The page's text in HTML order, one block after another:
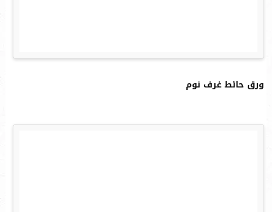
ورق حائط غرف نوم